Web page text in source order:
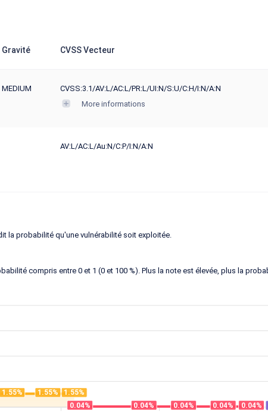
Gravité CVSS Vecteur
MEDIUM
CVSS:3.1/AV:L/AC:L/PR:L/UI:N/S:U/C:H/I:N/A:N
More informations
AV:L/AC:L/Au:N/C:P/I:N/A:N
la probabilité qu'une vulnérabilité soit exploitée.
compris entre 0 et 1 (0 et 100 %). Plus la note est élevée, plus la
1.55% 1.55%
1.55%
0.04%
0.04% 0.04% 0.04% 0.04%